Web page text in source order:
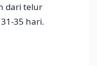
dari telur
35 hari.